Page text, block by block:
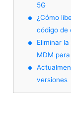
5G
¿Cómo
código de
Eliminar
MDM
versiones